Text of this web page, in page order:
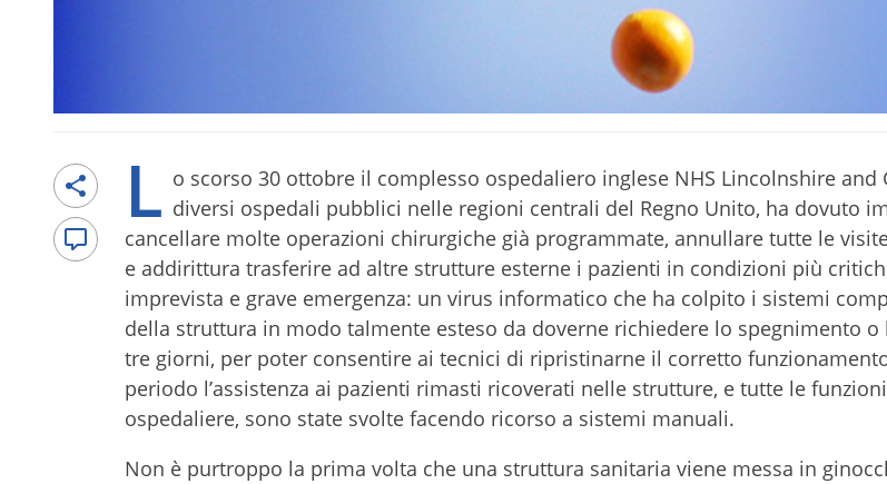
L o scorso 30 ottobre il complesso ospedaliero inglese NHS Lincolnshire and
diversi ospedali pubblici nelle regioni centrali del Regno Unito, ha dovuto
cancellare molte operazioni chirurgiche già programmate, annullare tutte le
e addirittura trasferire ad altre strutture esterne i pazienti in condizioni più
imprevista e grave emergenza: un virus informatico che ha colpito i sistemi
della struttura in modo talmente esteso da doverne richiedere lo spegnimento o
tre giorni, per poter consentire ai tecnici di ripristinarne il corretto
periodo l’assistenza ai pazienti rimasti ricoverati nelle strutture, e tutte le
ospedaliere, sono state svolte facendo ricorso a sistemi manuali.
Non è purtroppo la prima volta che una struttura sanitaria viene messa in